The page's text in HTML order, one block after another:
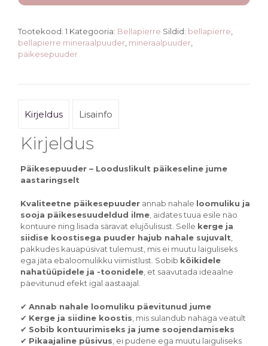
tolmpäikesepuuder
Tootekood: 1 Kategooria: Bellapierre Sildid: bellapierre,
bellapierre mineraalpuuder, mineraalpuuder,
päikesepuuder
Kirjeldus Lisainfo
Kirjeldus
Päikesepuuder – Looduslikult päikeseline jume
aastaringselt
Kvaliteetne päikesepuuderannab nahale loomuliku ja
sooja päikesesuudeldud ilme, aidates tuua esile näo
kontuure ning lisada säravat elujõulisust. Selle kerge ja
siidise koostisega puuder hajub nahale sujuvalt
pakkudes kauapüsivat tulemust, mis ei muutu laiguliseks
ega jäta ebaloomulikku viimistlust. Sobib kõikidele
nahatüüpidele ja -toonidele, et saavutada ideaalne
päevitunud efekt igal aastaajal.
✔ Annab nahale loomuliku päevitunud jume
✔ Kerge ja siidine koostis , mis sulandub nahaga veatult
✔ Sobib kontuurimiseks ja jume soojendamiseks
✔ Pikaajaline püsivus , ei pudene ega muutu laiguliseks